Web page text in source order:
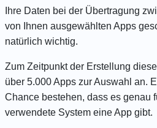
Ihre Daten bei der Übertragung
von Ihnen ausgewählten Apps
natürlich wichtig.
Zum Zeitpunkt der Erstellung
über 5.000 Apps zur Auswahl an.
Chance bestehen, dass es genau
verwendete System eine App gibt.